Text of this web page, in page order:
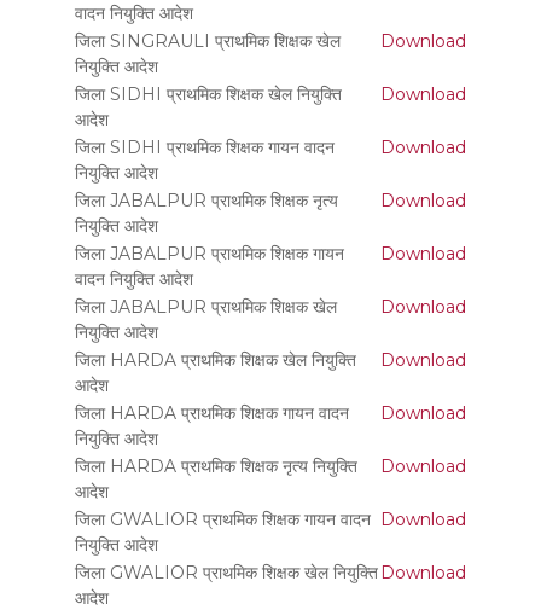
वादन नियुक्ति आदेश
जिला SINGRAULI प्राथमिक शिक्षक खेल
नियुक्ति आदेश
Download
जिला SIDHI प्राथमिक शिक्षक खेल नियुक्ति
आदेश
Download
जिला SIDHI प्राथमिक शिक्षक गायन वादन
नियुक्ति आदेश
Download
जिला JABALPUR प्राथमिक शिक्षक नृत्य
नियुक्ति आदेश
Download
जिला JABALPUR प्राथमिक शिक्षक गायन
वादन नियुक्ति आदेश
Download
जिला JABALPUR प्राथमिक शिक्षक खेल
नियुक्ति आदेश
Download
जिला HARDA प्राथमिक शिक्षक खेल नियुक्ति
आदेश
Download
जिला HARDA प्राथमिक शिक्षक गायन वादन
नियुक्ति आदेश
Download
जिला HARDA प्राथमिक शिक्षक नृत्य नियुक्ति
आदेश
Download
जिला GWALIOR प्राथमिक शिक्षक गायन वादन
नियुक्ति आदेश
Download
जिला GWALIOR प्राथमिक शिक्षक खेल नियुक्ति
आदेश
Download